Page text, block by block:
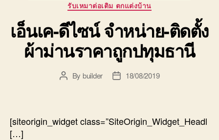
รับเหมาต่อเติม ตกแต่งบ้าน
เอ็นเค-ดีไซน์ จำหน่าย-ติดตั้ง
ผ้าม่านราคาถูกปทุมธานี
PostBy builder
Post18/08/2019
[siteorigin_widget class=”SiteOrigin_Widget_Headl
[…]